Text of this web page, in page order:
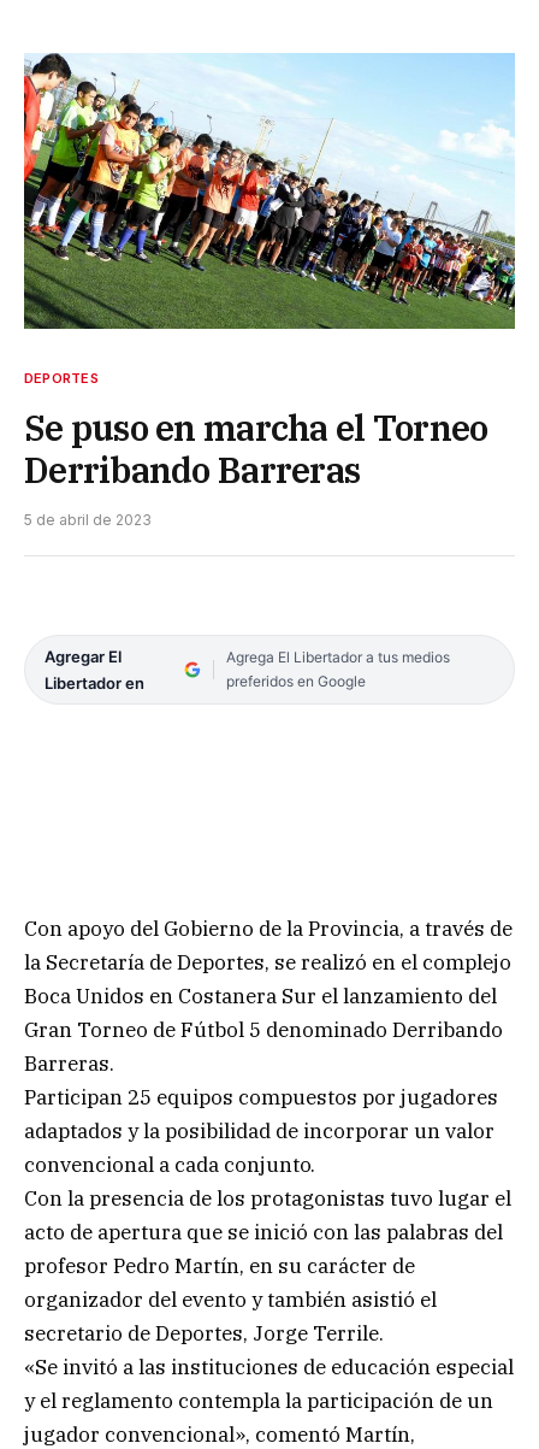
DEPORTES
Se puso en marcha el Torneo
Derribando Barreras
5 de abril de 2023
Agregar El
Libertador en
Agrega El Libertador a tus medios
preferidos en Google
Con apoyo del Gobierno de la Provincia, a través de
la Secretaría de Deportes, se realizó en el complejo
Boca Unidos en Costanera Sur el lanzamiento del
Gran Torneo de Fútbol 5 denominado Derribando
Barreras.
Participan 25 equipos compuestos por jugadores
adaptados y la posibilidad de incorporar un valor
convencional a cada conjunto.
Con la presencia de los protagonistas tuvo lugar el
acto de apertura que se inició con las palabras del
profesor Pedro Martín, en su carácter de
organizador del evento y también asistió el
secretario de Deportes, Jorge Terrile.
«Se invitó a las instituciones de educación especial
y el reglamento contempla la participación de un
jugador convencional», comentó Martín,